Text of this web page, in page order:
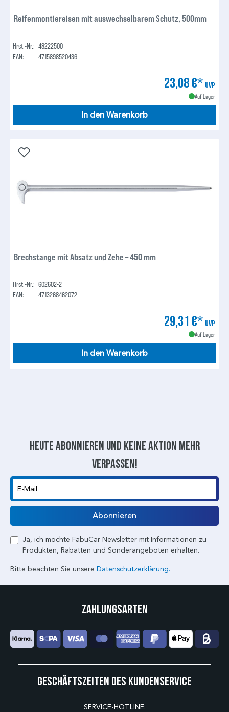
Reifenmontiereisen mit auswechselbarem Schutz, 500mm
Hrst.-Nr.: 48222500
EAN:
4715898520436
23,08 €* UVP
Auf Lager
In den Warenkorb
Brechstange mit Absatz und Zehe – 450 mm
Hrst.-Nr.: 602602-2
EAN:
4713268462072
29,31 €* UVP
Auf Lager
In den Warenkorb
Heute abonnieren und keine aktion mehr
verpassen!
E-Mail
Abonnieren
Ja, ich möchte FabuCar Newsletter mit Informationen zu
Produkten, Rabatten und Sonderangeboten erhalten.
Bitte beachten Sie unsere Datenschutzerklärung.
Geschäftszeiten des Kundenservice
SERVICE-HOTLINE:
Zahlungsarten